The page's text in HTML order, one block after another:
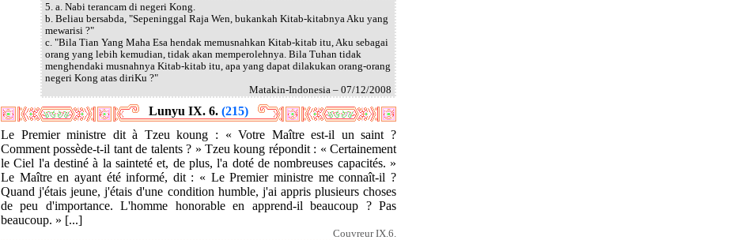
5. a. Nabi terancam di negeri Kong.
b. Beliau bersabda, "Sepeninggal Raja Wen, bukankah Kitab-kitabnya Aku yang
mewarisi ?"
c. "Bila Tian Yang Maha Esa hendak memusnahkan Kitab-kitab itu, Aku sebagai
orang yang lebih kemudian, tidak akan memperolehnya. Bila Tuhan tidak
menghendaki musnahnya Kitab-kitab itu, apa yang dapat dilakukan orang-orang
negeri Kong atas diriKu ?"
Matakin-Indonesia – 07/12/2008
Lunyu IX. 6. (215)
Le Premier ministre dit à Tzeu koung : « Votre Maître est-il un saint ?
Comment possède-t-il tant de talents ? » Tzeu koung répondit : « Certainement
le Ciel l'a destiné à la sainteté et, de plus, l'a doté de nombreuses capacités. »
Le Maître en ayant été informé, dit : « Le Premier ministre me connaît-il ?
Quand j'étais jeune, j'étais d'une condition humble, j'ai appris plusieurs choses
de peu d'importance. L'homme honorable en apprend-il beaucoup ? Pas
beaucoup. » [...]
Couvreur IX.6.